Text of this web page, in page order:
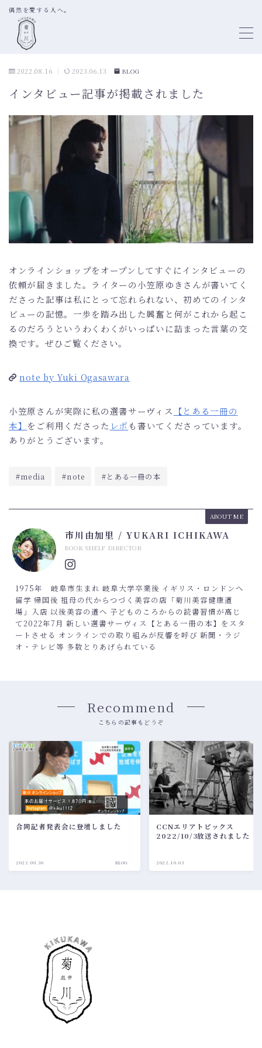
偶然を愛する人へ。
MENU
ABOUT
BOOK SHELF DIRECTION
SELECTION OF BOOKS
LITTLE FREE LIBRARY
WORKS
MEDIA
NEWS
BLOG
CONTACT
2022.08.16 2023.06.13 BLOG
インタビュー記事が掲載されました
オンラインショップをオープンしてすぐにインタビューの
依頼が届きました。ライターの小笠原ゆきさんが書いてく
ださった記事は私にとって忘れられない、初めてのインタ
ビューの記憶。一歩を踏み出した興奮と何がこれから起こ
るのだろうというわくわくがいっぱいに詰まった言葉の交
換です。ぜひご覧ください。
note by Yuki Ogasawara
小笠原さんが実際に私の選書サーヴィス 【とある一冊の
本】 をご利用くださった レポ も書いてくださっています。
ありがとうございます。
#media #note #とある一冊の本
ABOUT ME
市川由加里 / YUKARI ICHIKAWA
BOOK SHELF DIRECTOR
1975年 岐阜市生まれ 岐阜大学卒業後 イギリス・ロンドンへ
留学 帰国後 祖母の代からつづく美容の店「菊川美容健康道
場」入店 以後美容の道へ 子どものころからの読書習慣が高じ
て2022年7月 新しい選書サーヴィス【とある一冊の本】をスタ
ートさせる オンラインでの取り組みが反響を呼び 新聞・ラジ
オ・テレビ等 多数とりあげられている
Recommend
こちらの記事もどうぞ
合同記者発表会に登壇しました
2022.09.30 BLOG
CCNエリアトピックス
2022/10/3放送されました
2022.10.03